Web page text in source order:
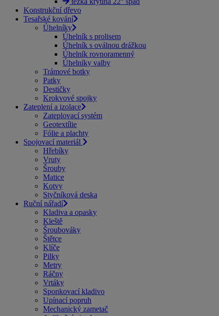
Konstrukční dřevo
Tesařské kování
Úhelníky
Úhelník s prolisem
Úhelník s oválnou drážkou
Úhelník rovnoramenný
Úhelníky valby
Trámové botky
Patky
Destičky
Krokvové spojky
Zateplení a izolace
Zateplovací systém
Geotextílie
Fólie a plachty
Spojovací materiál
Hřebíky
Vruty
Šrouby
Matice
Kotvy
Styčníková deska
Ruční nářadí
Kladiva a opasky
Kleště
Šroubováky
Štětce
Klíče
Pilky
Metry
Ráčny
Vrtáky
Sponkovací kladivo
Upínací popruh
Mechanický zametač